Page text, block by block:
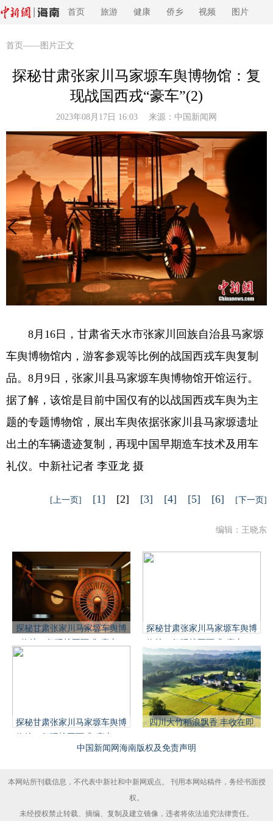
首页 旅游 健康 侨乡 视频 图片
首页 ——图片正文
探秘甘肃张家川马家塬车舆博物馆：复
现战国西戎“豪车”(2)
2023年08月17日 16:03 来源： 中国新闻网
8月16日，甘肃省天水市张家川回族自治县马家塬
车舆博物馆内，游客参观等比例的战国西戎车舆复制
品。8月9日，张家川县马家塬车舆博物馆开馆运行。
据了解，该馆是目前中国仅有的以战国西戎车舆为主
题的专题博物馆，展出车舆依据张家川县马家塬遗址
出土的车辆遗迹复制，再现中国早期造车技术及用车
礼仪。中新社记者 李亚龙 摄
[上一页] [1] [2] [3] [4] [5] [6] [下一页]
编辑：王晓东
探秘甘肃张家川马家塬车舆博
探秘甘肃张家川马家塬车舆博
探秘甘肃张家川马家塬车舆博
四川大竹稻浪飘香 丰收在即
中国新闻网海南版权及免责声明
本网站所刊载信息，不代表中新社和中新网观点。 刊用本网站稿件，务经书面授
权。
未经授权禁止转载、摘编、复制及建立镜像，违者将依法追究法律责任。